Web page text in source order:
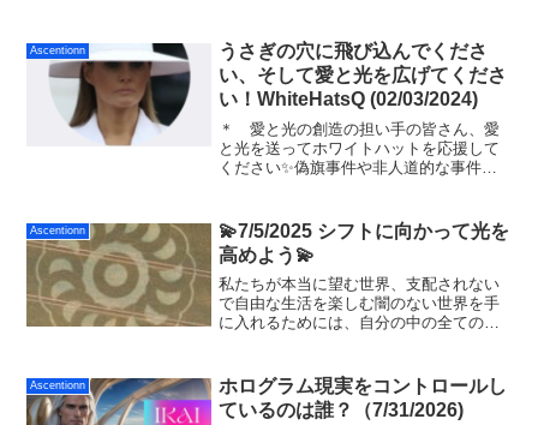
考えないこと） ⇩静か...
Ascentionn
うさぎの穴に飛び込んでくださ
い、そして愛と光を広げてくださ
い！WhiteHatsQ (02/03/2024)
＊ 愛と光の創造の担い手の皆さん、愛
と光を送ってホワイトハットを応援して
ください✨偽旗事件や非人道的な事件は
常に最強のエネルギー共鳴を生み出すた
め、量子場のポジティブク...
Ascentionn
💫7/5/2025 シフトに向かって光を
高めよう💫
私たちが本当に望む世界、支配されない
で自由な生活を楽しむ闇のない世界を手
に入れるためには、自分の中の全ての闇
怖ではなく光を選択して、さらに周波数
をアップしましょう。
Ascentionn
ホログラム現実をコントロールし
ているのは誰？（7/31/2026)